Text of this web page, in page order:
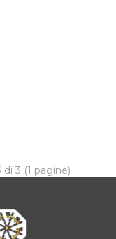
di 3 (1 pagine)